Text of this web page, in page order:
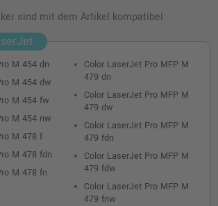
sind mit dem Artikel kompatibel:
M 454 dn
M 454 dw
M 454 fw
M 454 nw
M 478 f
M 478 fdn
M 478 fn
Color LaserJet Pro MFP M
479 dn
Color LaserJet Pro MFP M
479 dw
Color LaserJet Pro MFP M
479 fdn
Color LaserJet Pro MFP M
479 fdw
Color LaserJet Pro MFP M
479 fnw